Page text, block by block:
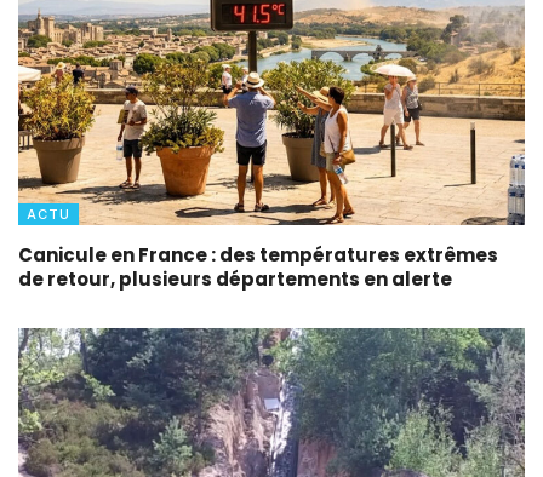
ACTU
Canicule en France : des températures extrêmes
de retour, plusieurs départements en alerte